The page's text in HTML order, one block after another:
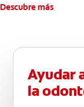
Descubre más
Ayudar
la